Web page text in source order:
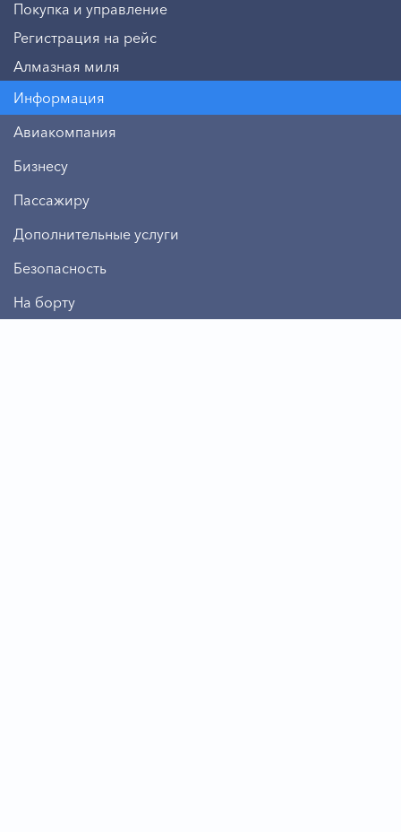
Покупка и управление
Регистрация на рейс
Алмазная миля
Информация
Авиакомпания
Бизнесу
Пассажиру
Дополнительные услуги
Безопасность
На борту